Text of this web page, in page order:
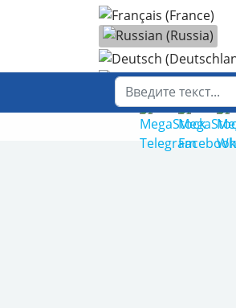
Выберите язык
Поиск